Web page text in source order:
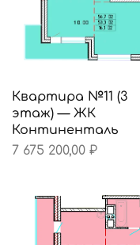
Квартира №11 (3
этаж) — ЖК
Континенталь
7 675 200,00 ₽